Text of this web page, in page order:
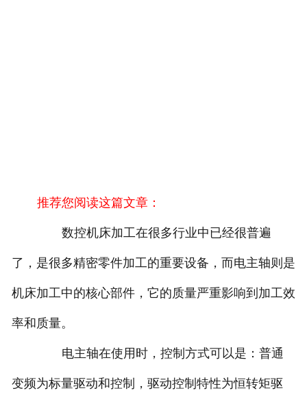
推荐您阅读这篇文章：
数控机床加工在很多行业中已经很普遍
了，是很多精密零件加工的重要设备，而电主轴则是
机床加工中的核心部件，它的质量严重影响到加工效
率和质量。
电主轴在使用时，控制方式可以是：普通
变频为标量驱动和控制，驱动控制特性为恒转矩驱